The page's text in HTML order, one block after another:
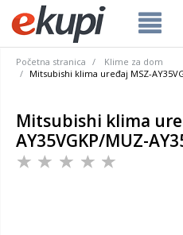
Početna stranica
Klime za dom
Mitsubishi klima uređaj MSZ-
Mitsubishi klima
AY35VGKP/MUZ-